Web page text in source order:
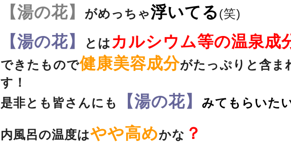
【湯の花】 がめっちゃ浮いてる (笑)
【湯の花】 とは カルシウム等の温泉成
できたもので健康美容成分がたっぷりと含ま
す！
是非とも皆さんにも
【湯の花】 みてもらいた
内風呂の温度はやや高めかな ？